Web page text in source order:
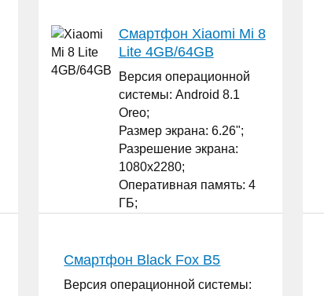
Смартфон Xiaomi Mi 8
Lite 4GB/64GB
Версия операционной
системы: Android 8.1
Oreo;
Размер экрана: 6.26";
Разрешение экрана:
1080x2280;
Оперативная память: 4
ГБ;
12 Мп + 5 Мп;
...
Смартфон Black Fox B5
Версия операционной системы: